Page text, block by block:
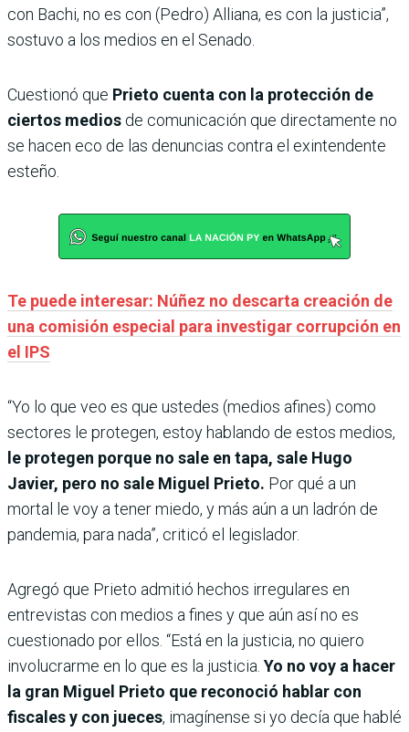
con Bachi, no es con (Pedro) Alliana, es con la justicia”,
sostuvo a los medios en el Senado.
Cuestionó que Prieto cuenta con la protección de
ciertos medios de comunicación que directamente no
se hacen eco de las denuncias contra el exintendente
esteño.
Te puede interesar: Núñez no descarta creación de
una comisión especial para investigar corrupción en
el IPS
“Yo lo que veo es que ustedes (medios afines) como
sectores le protegen, estoy hablando de estos medios,
le protegen porque no sale en tapa, sale Hugo
Javier, pero no sale Miguel Prieto. Por qué a un
mortal le voy a tener miedo, y más aún a un ladrón de
pandemia, para nada”, criticó el legislador.
Agregó que Prieto admitió hechos irregulares en
entrevistas con medios a fines y que aún así no es
cuestionado por ellos. “Está en la justicia, no quiero
involucrarme en lo que es la justicia. Yo no voy a hacer
la gran Miguel Prieto que reconoció hablar con
fiscales y con jueces, imagínense si yo decía que hablé